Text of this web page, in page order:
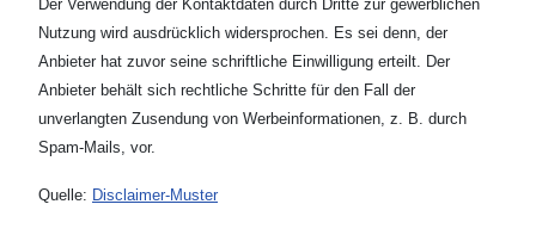
Der Verwendung der Kontaktdaten durch Dritte zur gewerblichen
Nutzung wird ausdrücklich widersprochen. Es sei denn, der
Anbieter hat zuvor seine schriftliche Einwilligung erteilt. Der
Anbieter behält sich rechtliche Schritte für den Fall der
unverlangten Zusendung von Werbeinformationen, z. B. durch
Spam-Mails, vor.
Quelle: Disclaimer-Muster